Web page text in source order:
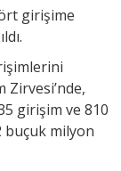
girişime
Zirvesi’nde,
girişim ve 810
buçuk milyon